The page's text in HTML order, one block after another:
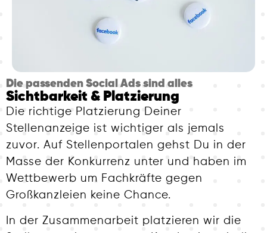
Die passenden Social Ads sind alles
Sichtbarkeit & Platzierung
Die richtige Platzierung Deiner
Stellenanzeige ist wichtiger als jemals
zuvor. Auf Stellenportalen gehst Du in der
Masse der Konkurrenz unter und haben im
Wettbewerb um Fachkräfte gegen
Großkanzleien keine Chance.
In der Zusammenarbeit platzieren wir die